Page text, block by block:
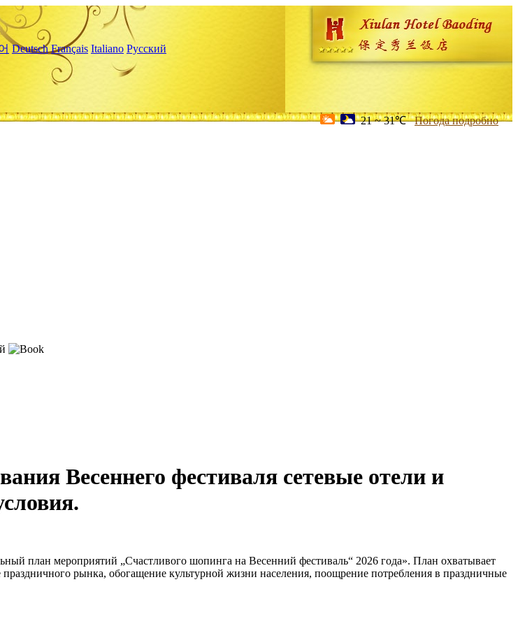
Deutsch Français Italiano Русский
21 ~ 31℃ Погода подробно
Весеннего фестиваля сетевые отели и
план мероприятий „Счастливого шопинга на Весенний фестиваль“ 2026 года». План охватывает
рынка, обогащение культурной жизни населения, поощрение потребления в праздничные